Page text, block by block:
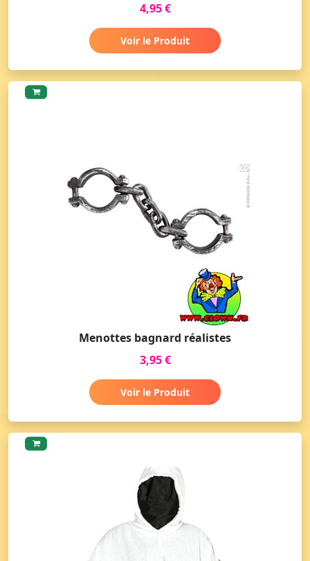
4,95 €
Voir le Produit
Menottes bagnard réalistes
3,95 €
Voir le Produit